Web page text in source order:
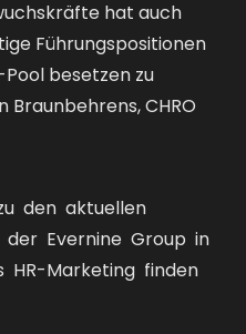
hat auch
Führungspositionen
besetzen zu
Braunbehrens, CHRO
den aktuellen
der Evernine Group in
HR-Marketing finden